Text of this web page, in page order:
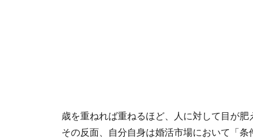
歳を重ねれば重ねるほど、人に対して目が
その反面、自分自身は婚活市場において「条